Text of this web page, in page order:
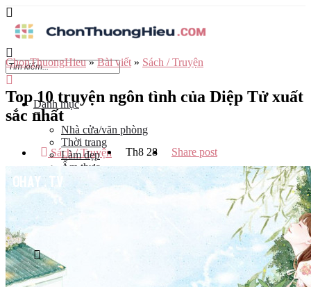
Danh mục
Nhà cửa/văn phòng
Thời trang
Làm đẹp
Ẩm thực
Công nghệ
Đào tạo
Mẹ và bé
Hà Nội
Tp Hồ Chí Minh
ChonThuongHieu»Bài viết » Sách / Truyện
Top 10 truyện ngôn tình của Diệp Tử xuất
sắc nhất
Sách / Truyện Th8 28 Share post